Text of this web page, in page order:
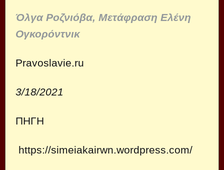
Όλγα Ροζνιόβα, Μετάφραση Ελένη
Ογκορόντνικ
Pravoslavie.ru
3/18/2021
ΠΗΓΗ
https://simeiakairwn.wordpress.com/